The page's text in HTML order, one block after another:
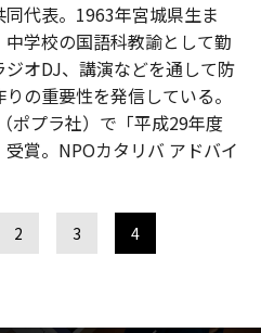
代表。1963年宮城県生ま
学校の国語科教諭として勤
オDJ、講演などを通して防
の重要性を発信している。
ポプラ社）で「平成29年度
賞。NPOカタリバ アドバイ
2 3 4